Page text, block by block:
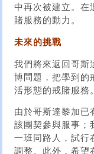
中再次被建立。在
賭服務的動力。
未來的挑戰
我們將來返回哥斯
博問題，把學到的
活形態的戒賭服務
由於哥斯達黎加已
該團契參與服事；
一班同路人，試行
調整。此外，希望